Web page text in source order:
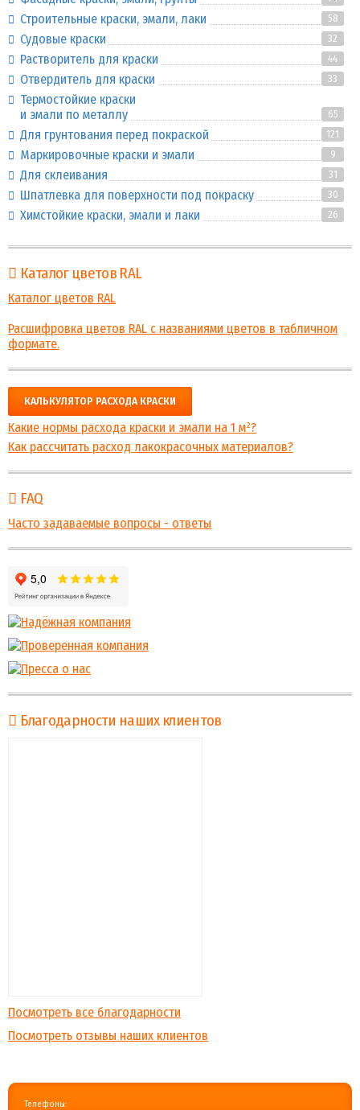
Строительные краски, эмали, лаки 58
Судовые краски 32
Растворитель для краски 44
Отвердитель для краски 33
Термостойкие краски
и эмали по металлу
65
Для грунтования перед покраской 121
Маркировочные краски и эмали 9
Для склеивания 31
Шпатлевка для поверхности под покраску 30
Химстойкие краски, эмали и лаки 26
Каталог цветов RAL
Каталог цветов RAL
Расшифровка цветов RAL с названиями цветов в табличном
формате.
КАЛЬКУЛЯТОР РАСХОДА КРАСКИ
Какие нормы расхода краски и эмали на 1 м²?
Как рассчитать расход лакокрасочных материалов?
FAQ
Часто задаваемые вопросы - ответы
Благодарности наших клиентов
Посмотреть все благодарности
Посмотреть отзывы наших клиентов
Телефоны: